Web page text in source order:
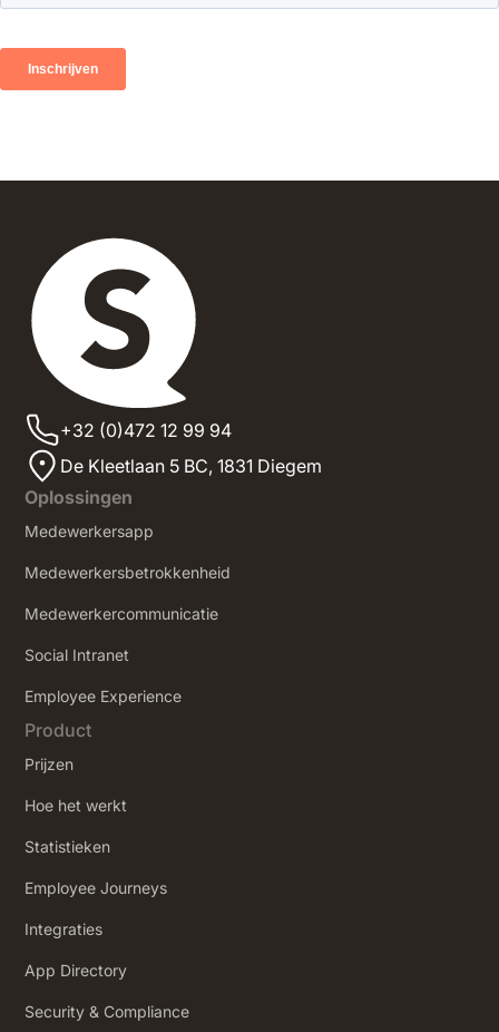
+32 (0)472 12 99 94
De Kleetlaan 5 BC, 1831 Diegem
Oplossingen
Medewerkersapp
Medewerkersbetrokkenheid
Medewerkercommunicatie
Social Intranet
‍Employee Experience
Product
Prijzen
Hoe het werkt
Statistieken
Employee Journeys
Integraties
App Directory
Security & Compliance